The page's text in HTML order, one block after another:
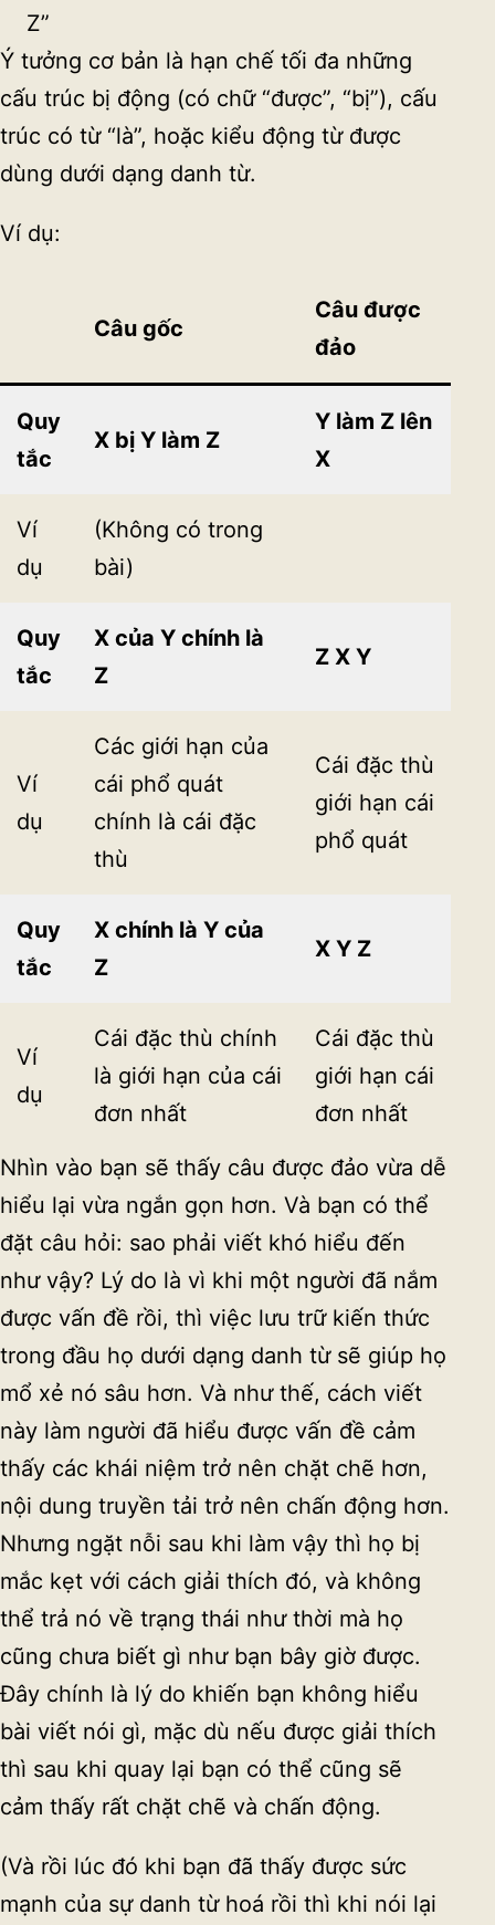
Z”
Ý tưởng cơ bản là hạn chế tối đa những
cấu trúc bị động (có chữ “được”, “bị”), cấu
trúc có từ “là”, hoặc kiểu động từ được
dùng dưới dạng danh từ.
Ví dụ:
Câu gốc
Câu được
đảo
Quy
tắc
X bị Y làm Z
Y làm Z lên
X
Ví
dụ
(Không có trong
bài)
Quy
tắc
X của Y chính là
Z
Z X Y
Ví
dụ
Các giới hạn của
cái phổ quát
chính là cái đặc
thù
Cái đặc thù
giới hạn cái
phổ quát
Quy
tắc
X chính là Y của
Z
X Y Z
Ví
dụ
Cái đặc thù chính
là giới hạn của cái
đơn nhất
Cái đặc thù
giới hạn cái
đơn nhất
Nhìn vào bạn sẽ thấy câu được đảo vừa dễ
hiểu lại vừa ngắn gọn hơn. Và bạn có thể
đặt câu hỏi: sao phải viết khó hiểu đến
như vậy? Lý do là vì khi một người đã nắm
được vấn đề rồi, thì việc lưu trữ kiến thức
trong đầu họ dưới dạng danh từ sẽ giúp họ
mổ xẻ nó sâu hơn. Và như thế, cách viết
này làm người đã hiểu được vấn đề cảm
thấy các khái niệm trở nên chặt chẽ hơn,
nội dung truyền tải trở nên chấn động hơn.
Nhưng ngặt nỗi sau khi làm vậy thì họ bị
mắc kẹt với cách giải thích đó, và không
thể trả nó về trạng thái như thời mà họ
cũng chưa biết gì như bạn bây giờ được.
Đây chính là lý do khiến bạn không hiểu
bài viết nói gì, mặc dù nếu được giải thích
thì sau khi quay lại bạn có thể cũng sẽ
cảm thấy rất chặt chẽ và chấn động.
(Và rồi lúc đó khi bạn đã thấy được sức
mạnh của sự danh từ hoá rồi thì khi nói lại